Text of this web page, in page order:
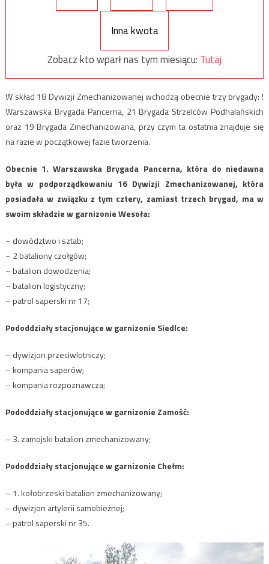
Inna kwota
Zobacz kto wparł nas tym miesiącu: Tutaj
W skład 18 Dywizji Zmechanizowanej wchodzą obecnie trzy brygady: !
Warszawska Brygada Pancerna, 21 Brygada Strzelców Podhalańskich
oraz 19 Brygada Zmechanizowana, przy czym ta ostatnia znajduje się
na razie w początkowej fazie tworzenia.
Obecnie 1. Warszawska Brygada Pancerna, która do niedawna
była w podporządkowaniu 16 Dywizji Zmechanizowanej, która
posiadała w związku z tym cztery, zamiast trzech brygad, ma w
swoim składzie w garnizonie Wesoła:
– dowództwo i sztab;
– 2 bataliony czołgów;
– batalion dowodzenia;
– batalion logistyczny;
– patrol saperski nr 17;
Pododdziały stacjonujące w garnizonie Siedlce:
– dywizjon przeciwlotniczy;
– kompania saperów;
– kompania rozpoznawcza;
Pododdziały stacjonujące w garnizonie Zamość:
– 3. zamojski batalion zmechanizowany;
Pododdziały stacjonujące w garnizonie Chełm:
– 1. kołobrzeski batalion zmechanizowany;
– dywizjon artylerii samobieżnej;
– patrol saperski nr 35.